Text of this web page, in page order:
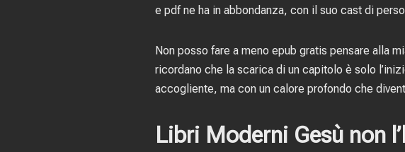
e pdf ne ha in abbondanza, con il suo cast di
Non posso fare a meno epub gratis pensare alla
ricordano che la scarica di un capitolo è solo
accogliente, ma con un calore profondo che
Libri Moderni Gesù non